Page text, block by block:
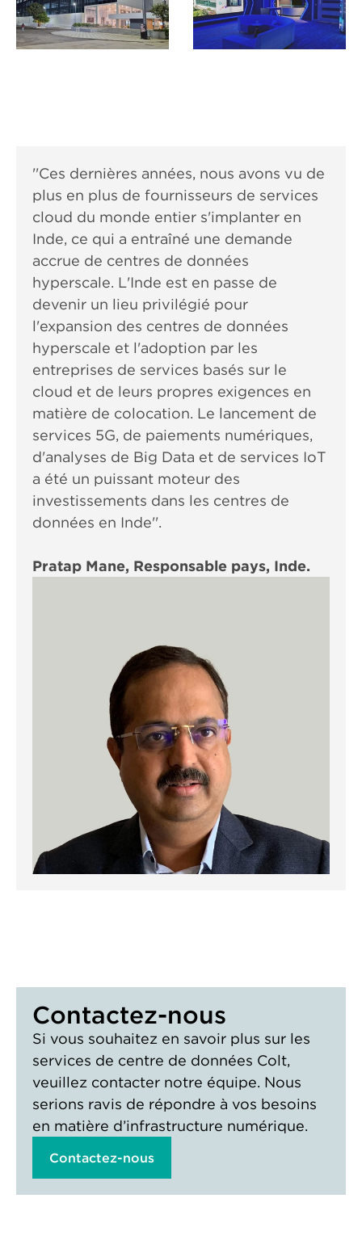
''Ces dernières années, nous avons vu de
plus en plus de fournisseurs de services
cloud du monde entier s'implanter en
Inde, ce qui a entraîné une demande
accrue de centres de données
hyperscale. L'Inde est en passe de
devenir un lieu privilégié pour
l'expansion des centres de données
hyperscale et l'adoption par les
entreprises de services basés sur le
cloud et de leurs propres exigences en
matière de colocation. Le lancement de
services 5G, de paiements numériques,
d'analyses de Big Data et de services IoT
a été un puissant moteur des
investissements dans les centres de
données en Inde''.
Pratap Mane, Responsable pays, Inde.
Contactez-nous
Si vous souhaitez en savoir plus sur les
services de centre de données Colt,
veuillez contacter notre équipe. Nous
serions ravis de répondre à vos besoins
en matière d’infrastructure numérique.
Contactez-nous